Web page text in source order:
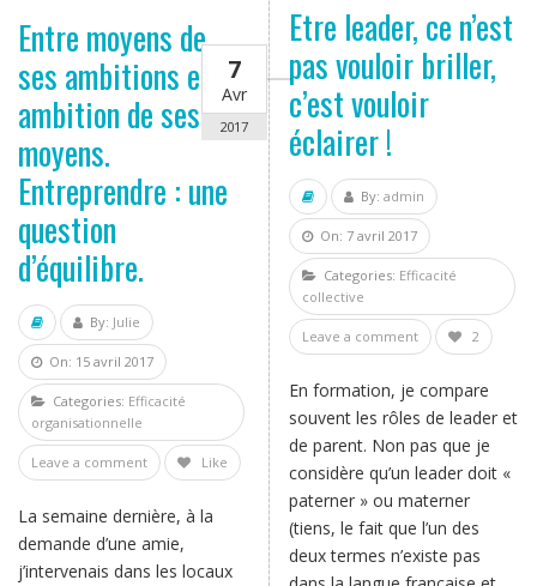
Entre moyens de
ses ambitions et
ambition de ses
moyens.
Entreprendre : une
question
d’équilibre.
By: Julie
On: 15 avril 2017
Categories: Efficacité
organisationnelle
Leave a comment Like
La semaine dernière, à la
demande d’une amie,
j’intervenais dans les locaux
7
Avr
2017
Etre leader, ce n’est
pas vouloir briller,
c’est vouloir
éclairer !
By: admin
On: 7 avril 2017
Categories: Efficacité
collective
Leave a comment 2
En formation, je compare
souvent les rôles de leader et
de parent. Non pas que je
considère qu’un leader doit «
paterner » ou materner
(tiens, le fait que l’un des
deux termes n’existe pas